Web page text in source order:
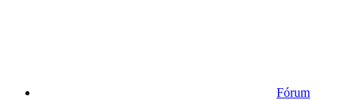
Fórum